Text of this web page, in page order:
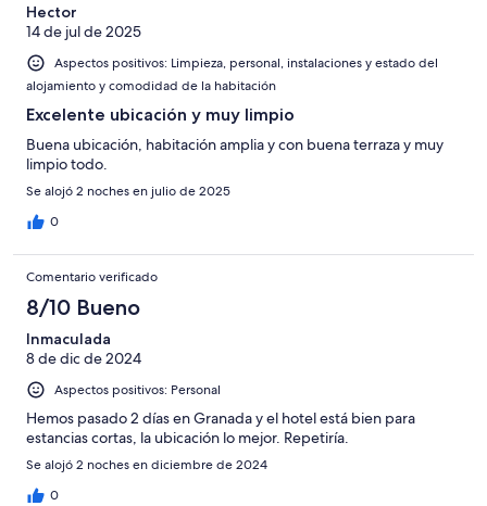
Hector
14 de jul de 2025
Aspectos positivos: Limpieza, personal, instalaciones y estado del
alojamiento y comodidad de la habitación
Excelente ubicación y muy limpio
Buena ubicación, habitación amplia y con buena terraza y muy
limpio todo.
Se alojó 2 noches en julio de 2025
0
Comentario verificado
8/10 Bueno
Inmaculada
8 de dic de 2024
Aspectos positivos: Personal
Hemos pasado 2 días en Granada y el hotel está bien para
estancias cortas, la ubicación lo mejor. Repetiría.
Se alojó 2 noches en diciembre de 2024
0